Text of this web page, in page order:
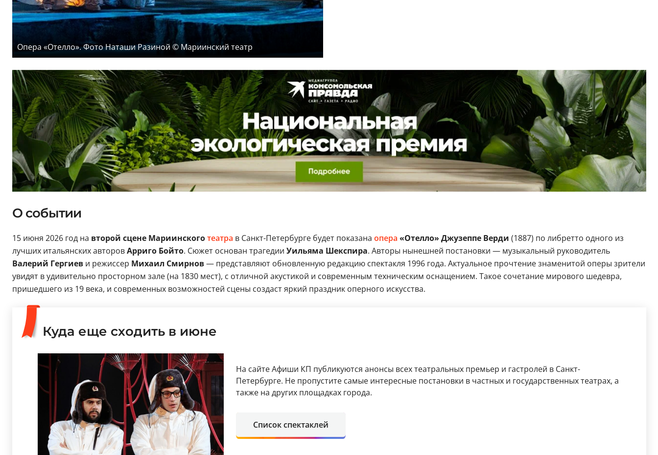
Опера «Отелло». Фото Наташи Разиной © Мариинский театр
О событии
15 июня 2026 год на второй сцене Мариинскоготеатра в Санкт-Петербурге будет показана опера «Отелло» Джузеппе Верди (1887) по либретто одного из
лучших итальянских авторовАрриго Бойто. Сюжет основан трагедии Уильяма Шекспира. Авторы нынешней постановки — музыкальный руководитель
Валерий Гергиеви режиссер Михаил Смирнов— представляют обновленную редакцию спектакля 1996 года. Актуальное прочтение знаменитой оперы зрители
увидят в удивительно просторном зале (на 1830 мест), с отличной акустикой и современным техническим оснащением. Такое сочетание мирового шедевра,
пришедшего из 19 века, и современных возможностей сцены создаст яркий праздник оперного искусства.
Куда еще сходить в июне
На сайте Афиши КП публикуются анонсы всех театральных премьер и гастролей в Санкт-
Петербурге. Не пропустите самые интересные постановки в частных и государственных театрах, а
также на других площадках города.
Список спектаклей